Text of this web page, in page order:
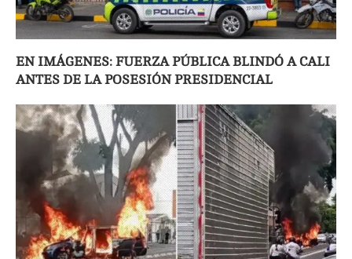
EN IMÁGENES: FUERZA PÚBLICA BLINDÓ A CALI
ANTES DE LA POSESIÓN PRESIDENCIAL